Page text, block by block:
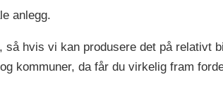
anlegg.
så hvis vi kan produsere det på relativt
kommuner, da får du virkelig fram